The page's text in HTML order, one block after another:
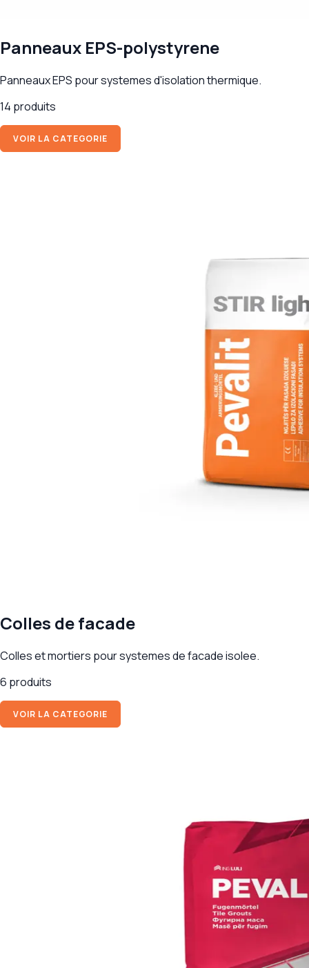
Panneaux EPS-polystyrene
Panneaux EPS pour systemes d'isolation thermique.
14 produits
VOIR LA CATEGORIE
Colles de facade
Colles et mortiers pour systemes de facade isolee.
6 produits
VOIR LA CATEGORIE